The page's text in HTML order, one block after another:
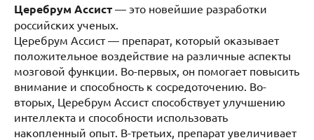
Церебрум Ассист — это новейшие разработки
российских ученых.
Церебрум Ассист — препарат, который оказывает
положительное воздействие на различные аспекты
мозговой функции. Во-первых, он помогает повысить
внимание и способность к сосредоточению. Во-
вторых, Церебрум Ассист способствует улучшению
интеллекта и способности использовать
накопленный опыт. В-третьих, препарат увеличивает